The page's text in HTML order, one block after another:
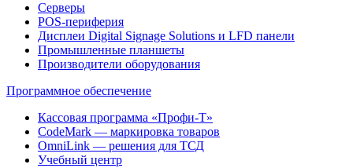
Серверы
POS-периферия
Дисплеи Digital Signage Solutions и LFD панели
Промышленные планшеты
Производители оборудования
Программное обеспечение
Кассовая программа «Профи-Т»
CodeMark — маркировка товаров
OmniLink — решения для ТСД
Учебный центр